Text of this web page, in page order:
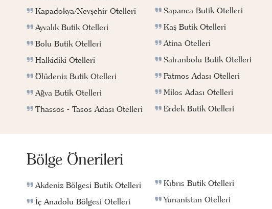
Kapadokya/Nevşehir Otelleri
Ayvalık Butik Otelleri
Bolu Butik Otelleri
Halkidiki Otelleri
Ölüdeniz Butik Otelleri
Ağva Butik Otelleri
Thassos - Tasos Adası Otelleri
Sapanca Butik Otelleri
Kaş Butik Otelleri
Atina Otelleri
Safranbolu Butik Otelleri
Patmos Adası Otelleri
Milos Adası Otelleri
Erdek Butik Otelleri
Bölge Önerileri
Akdeniz Bölgesi Butik Otelleri
İç Anadolu Bölgesi Otelleri
Kıbrıs Butik Otelleri
Yunanistan Otelleri